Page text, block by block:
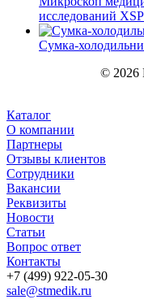
исследований
Сумка-
© 2026
Каталог
О компании
Партнеры
Отзывы клиентов
Сотрудники
Вакансии
Реквизиты
Новости
Статьи
Вопрос ответ
Контакты
+7 (499) 922-05-30
sale@stmedik.ru